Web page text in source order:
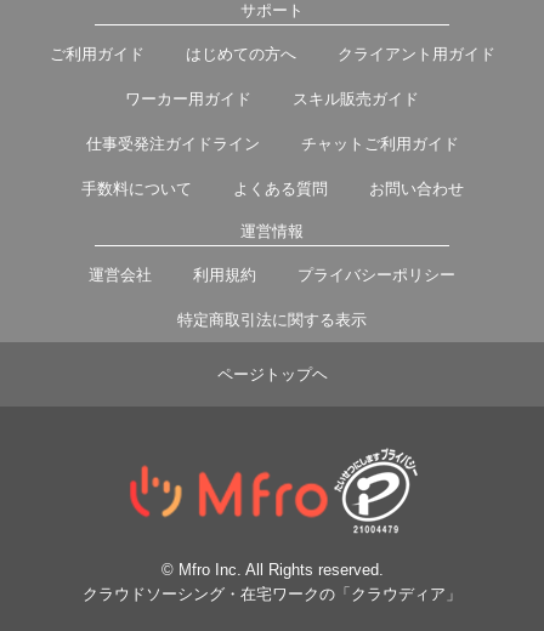
サポート
ご利用ガイド はじめての方へ クライアント用ガイド
ワーカー用ガイド スキル販売ガイド
仕事受発注ガイドライン チャットご利用ガイド
手数料について よくある質問 お問い合わせ
運営情報
運営会社 利用規約 プライバシーポリシー
特定商取引法に関する表示
ページトップヘ
© Mfro Inc. All Rights reserved.
クラウドソーシング・在宅ワークの「クラウディア」